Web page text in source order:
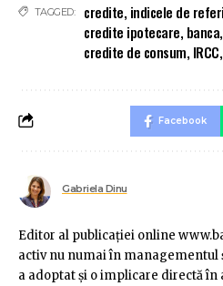
TAGGED: credite, indicele de
credite ipotecare, banca,
credite de consum, IRCC,
Facebook
Gabriela Dinu
Editor al publicaţiei online
activ nu numai în managementul
a adoptat şi o implicare directă